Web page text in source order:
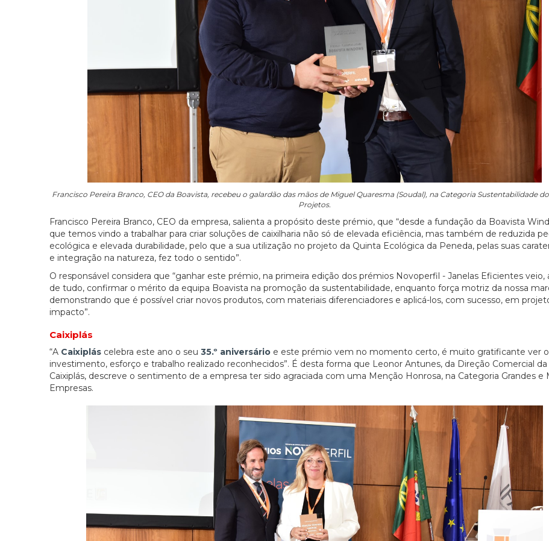
Francisco Pereira Branco, CEO da Boavista, recebeu o galardão das mãos de Miguel Quaresma (Soudal), na Categoria Sustentabilidade
Projetos.
Francisco Pereira Branco, CEO da empresa, salienta a propósito deste prémio, que “desde a fundação da Boavista
que temos vindo a trabalhar para criar soluções de caixilharia não só de elevada eficiência, mas também de reduzida
ecológica e elevada durabilidade, pelo que a sua utilização no projeto da Quinta Ecológica da Peneda, pelas suas
e integração na natureza, fez todo o sentido”.
O responsável considera que “ganhar este prémio, na primeira edição dos prémios Novoperfil - Janelas Eficientes veio,
de tudo, confirmar o mérito da equipa Boavista na promoção da sustentabilidade, enquanto força motriz da nossa
demonstrando que é possível criar novos produtos, com materiais diferenciadores e aplicá-los, com sucesso, em
impacto”.
Caixiplás
“A Caixiplás celebra este ano o seu 35.º aniversário e este prémio vem no momento certo, é muito gratificante ver
investimento, esforço e trabalho realizado reconhecidos”. É desta forma que Leonor Antunes, da Direção Comercial da
Caixiplás, descreve o sentimento de a empresa ter sido agraciada com uma Menção Honrosa, na Categoria Grandes e
Empresas.